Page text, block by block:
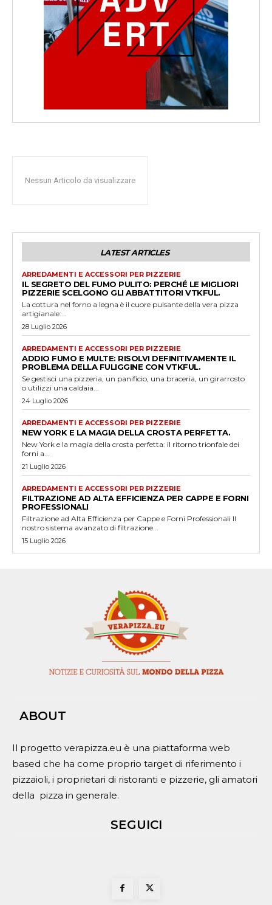
Nessun Articolo da visualizzare
LATEST ARTICLES
ARREDAMENTI E ACCESSORI PER PIZZERIE
IL SEGRETO DEL FUMO PULITO: PERCHÉ LE MIGLIORI
PIZZERIE SCELGONO GLI ABBATTITORI VTKFUL.
La cottura nel forno a legna è il cuore pulsante della vera pizza
artigianale:...
28 Luglio 2026
ARREDAMENTI E ACCESSORI PER PIZZERIE
ADDIO FUMO E MULTE: RISOLVI DEFINITIVAMENTE IL
PROBLEMA DELLA FULIGGINE CON VTKFUL.
Se gestisci una pizzeria, un panificio, una braceria, un girarrosto
o utilizzi una caldaia...
24 Luglio 2026
ARREDAMENTI E ACCESSORI PER PIZZERIE
NEW YORK E LA MAGIA DELLA CROSTA PERFETTA.
New York e la magia della crosta perfetta: il ritorno trionfale dei
forni a...
21 Luglio 2026
ARREDAMENTI E ACCESSORI PER PIZZERIE
FILTRAZIONE AD ALTA EFFICIENZA PER CAPPE E FORNI
PROFESSIONALI
Filtrazione ad Alta Efficienza per Cappe e Forni Professionali Il
nostro sistema avanzato di filtrazione...
15 Luglio 2026
ABOUT
Il progetto verapizza.eu è una piattaforma web
based che ha come proprio target di riferimento i
pizzaioli, i proprietari di ristoranti e pizzerie, gli amatori
della pizza in generale.
SEGUICI